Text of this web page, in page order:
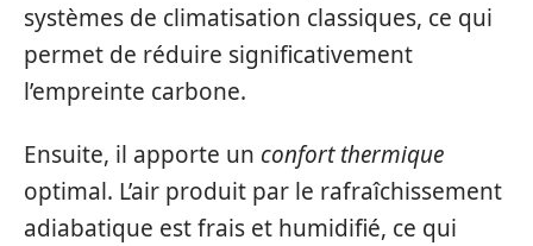
systèmes de climatisation classiques, ce qui
permet de réduire significativement
l’empreinte carbone.
Ensuite, il apporte un confort thermique
optimal. L’air produit par le rafraîchissement
adiabatique est frais et humidifié, ce qui